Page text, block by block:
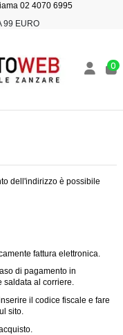
02 4070 6995
99 EURO
0
dell'indirizzo è possibile
fattura elettronica.
di pagamento in
saldata al corriere.
il codice fiscale e fare
sito.